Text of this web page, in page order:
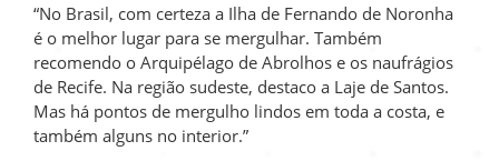
“No Brasil, com certeza a Ilha de Fernando de Noronha
é o melhor lugar para se mergulhar. Também
recomendo o Arquipélago de Abrolhos e os naufrágios
de Recife. Na região sudeste, destaco a Laje de Santos.
Mas há pontos de mergulho lindos em toda a costa, e
também alguns no interior.”